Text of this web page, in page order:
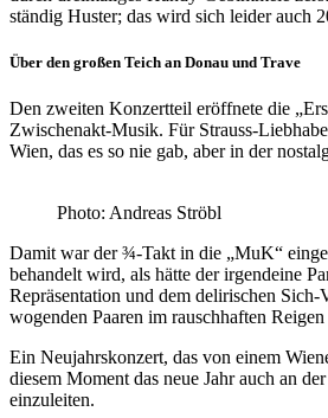
ständig Huster; das wird sich leider auch
Über den großen Teich an Donau und Trave
Den zweiten Konzertteil eröffnete die
Zwischenakt-Musik. Für Strauss-
Wien, das es so nie gab, aber in der
Photo: Andreas Ströbl
Damit war der ¾-Takt in die „MuK“
behandelt wird, als hätte der irgendeine
Repräsentation und dem delirischen
wogenden Paaren im rauschhaften
Ein Neujahrskonzert, das von einem
diesem Moment das neue Jahr auch an
einzuleiten.